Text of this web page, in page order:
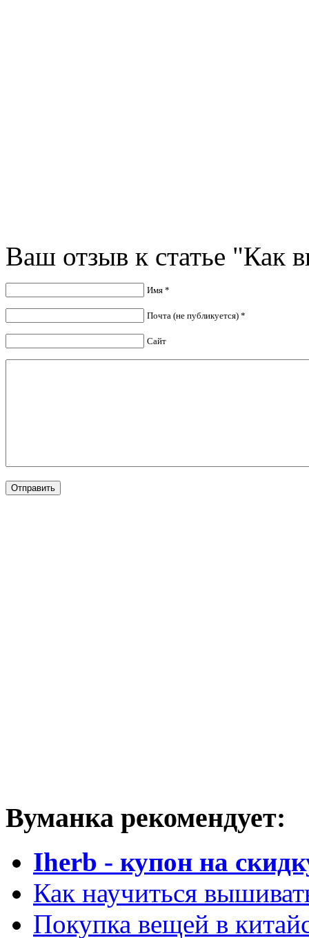
Ваш отзыв к статье "Как
Имя *
Почта (не публикуется) *
Сайт
Вуманка рекомендует:
Iherb - купон на
Как научиться
Покупка вещей в